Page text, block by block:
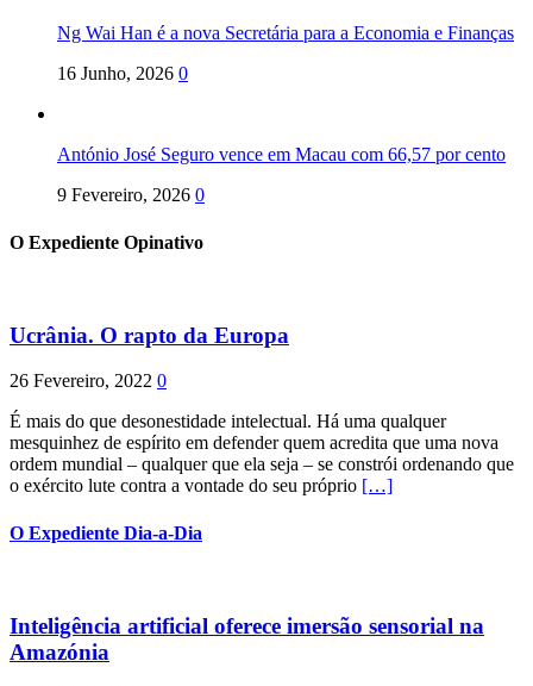
Ng Wai Han é a nova Secretária para a Economia e Finanças
16 Junho, 2026 0
António José Seguro vence em Macau com 66,57 por cento
9 Fevereiro, 2026 0
O Expediente Opinativo
Ucrânia. O rapto da Europa
26 Fevereiro, 2022 0
É mais do que desonestidade intelectual. Há uma qualquer
mesquinhez de espírito em defender quem acredita que uma nova
ordem mundial – qualquer que ela seja – se constrói ordenando que
o exército lute contra a vontade do seu próprio […]
O Expediente Dia-a-Dia
Inteligência artificial oferece imersão sensorial na
Amazónia